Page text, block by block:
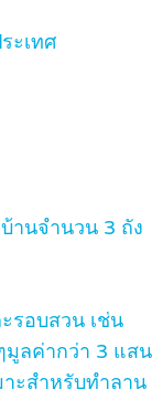
ะเทศ
านจำนวน 3 ถัง
รอบสวน เช่น
ลค่ากว่า 3 แสน
ะสำหรับทำลาน